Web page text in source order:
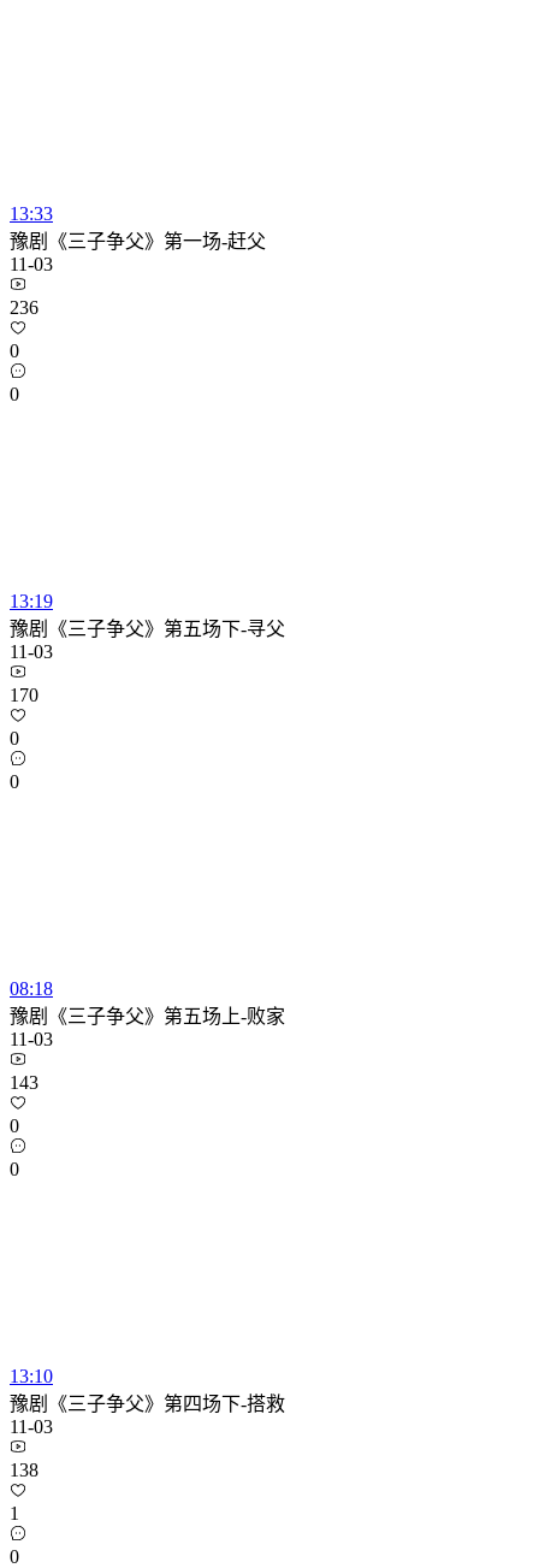
13:33
豫剧《三子争父》第一场-赶父
11-03
236
0
0
13:19
豫剧《三子争父》第五场下-寻父
11-03
170
0
0
08:18
豫剧《三子争父》第五场上-败家
11-03
143
0
0
13:10
豫剧《三子争父》第四场下-搭救
11-03
138
1
0